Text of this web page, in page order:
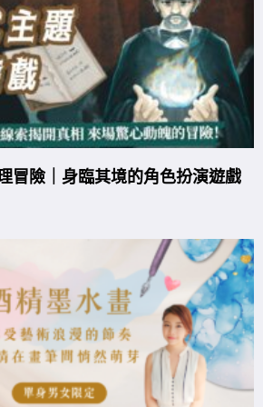
冒險｜身臨其境的角色扮演遊戲